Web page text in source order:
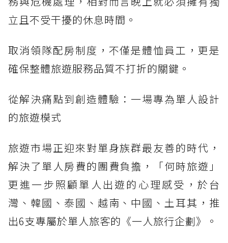
立且不受干擾的休息時間。
取消領隊配房制度，不僅是體恤員工，更是
確保整體旅遊服務品質不打折的關鍵。
從解決痛點到創造體驗：一場專為單人設計
的旅遊模式
旅遊市場正迎來對單身族群最友善的時代，
解決了單人房費的團費負擔，「何時旅遊」
更進一步照顧單人出遊的心理感受，於台
灣、韓國、泰國、越南、中國、土耳其，推
出6支專屬於單人旅客的《一人旅行企劃》。